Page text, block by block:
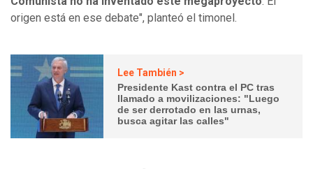
origen está en ese debate", planteó el timonel.
Lee También >
Presidente Kast contra el PC tras
llamado a movilizaciones: "Luego
de ser derrotado en las urnas,
busca agitar las calles"